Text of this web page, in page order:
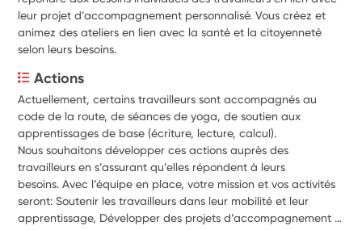
leur projet d’accompagnement personnalisé. Vous créez et
animez des ateliers en lien avec la santé et la citoyenneté
selon leurs besoins.
Actions
Actuellement, certains travailleurs sont accompagnés au
code de la route, de séances de yoga, de soutien aux
apprentissages de base (écriture, lecture, calcul).
Nous souhaitons développer ces actions auprès des
travailleurs en s’assurant qu’elles répondent à leurs
besoins. Avec l’équipe en place, votre mission et vos activités
seront: Soutenir les travailleurs dans leur mobilité et leur
apprentissage, Développer des projets d’accompagnement à